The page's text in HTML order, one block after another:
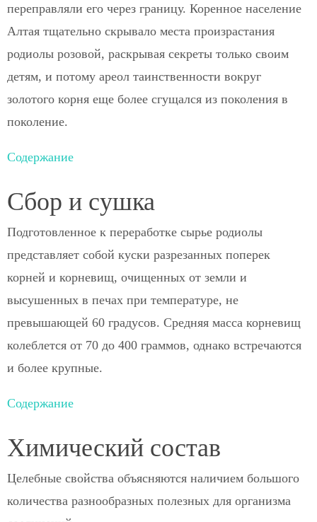
переправляли его через границу. Коренное население
Алтая тщательно скрывало места произрастания
родиолы розовой, раскрывая секреты только своим
детям, и потому ареол таинственности вокруг
золотого корня еще более сгущался из поколения в
поколение.
Содержание
Сбор и сушка
Подготовленное к переработке сырье родиолы
представляет собой куски разрезанных поперек
корней и корневищ, очищенных от земли и
высушенных в печах при температуре, не
превышающей 60 градусов. Средняя масса корневищ
колеблется от 70 до 400 граммов, однако встречаются
и более крупные.
Содержание
Химический состав
Целебные свойства объясняются наличием большого
количества разнообразных полезных для организма